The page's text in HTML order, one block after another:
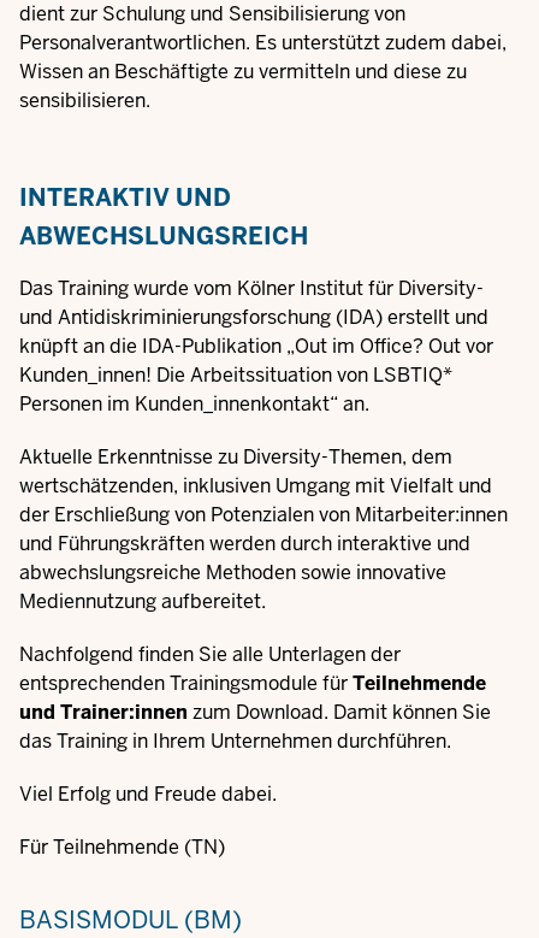
dient zur Schulung und Sensibilisierung von
Personalverantwortlichen. Es unterstützt zudem dabei,
Wissen an Beschäftigte zu vermitteln und diese zu
sensibilisieren.
INTERAKTIV UND
ABWECHSLUNGSREICH
Das Training wurde vom Kölner Institut für Diversity-
und Antidiskriminierungsforschung (IDA)erstellt und
knüpft an die IDA-Publikation „Out im Office? Out vor
Kunden_innen! Die Arbeitssituation von LSBTIQ*
Personen im Kunden_innenkontakt“ an.
Aktuelle Erkenntnisse zu Diversity-Themen, dem
wertschätzenden, inklusiven Umgang mit Vielfalt und
der Erschließung von Potenzialen von Mitarbeiter:innen
und Führungskräften werden durch interaktive und
abwechslungsreiche Methoden sowie innovative
Mediennutzung aufbereitet.
Nachfolgend finden Sie alle Unterlagen der
entsprechenden Trainingsmodule fürTeilnehmende
und Trainer:innen zum Download. Damit können Sie
das Training in Ihrem Unternehmen durchführen.
Viel Erfolg und Freude dabei.
Für Teilnehmende (TN)
BASISMODUL (BM)